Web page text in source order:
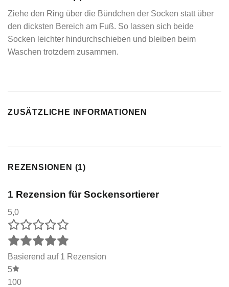
Ziehe den Ring über die Bündchen der Socken statt über
den dicksten Bereich am Fuß. So lassen sich beide
Socken leichter hindurchschieben und bleiben beim
Waschen trotzdem zusammen.
ZUSÄTZLICHE INFORMATIONEN
REZENSIONEN (1)
1 Rezension fürSockensortierer
5,0
Basierend auf 1 Rezension
5
100